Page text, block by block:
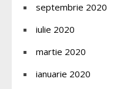
septembrie 2020
iulie 2020
martie 2020
ianuarie 2020